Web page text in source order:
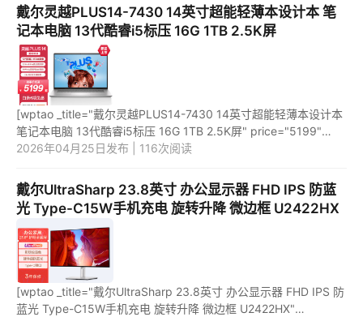
戴尔灵越PLUS14-7430 14英寸超能轻薄本设计本 笔
记本电脑 13代酷睿i5标压 16G 1TB 2.5K屏
[wptao _title="戴尔灵越PLUS14-7430 14英寸超能轻薄本设计本
笔记本电脑 13代酷睿i5标压 16G 1TB 2.5K屏" price="5199"
url="https://item.jd.com/100066453587.html"
2026年04月25日发布 | 116次阅读
戴尔UltraSharp 23.8英寸 办公显示器 FHD IPS 防蓝
光 Type-C15W手机充电 旋转升降 微边框 U2422HX
[wptao _title="戴尔UltraSharp 23.8英寸 办公显示器 FHD IPS 防
蓝光 Type-C15W手机充电 旋转升降 微边框 U2422HX"